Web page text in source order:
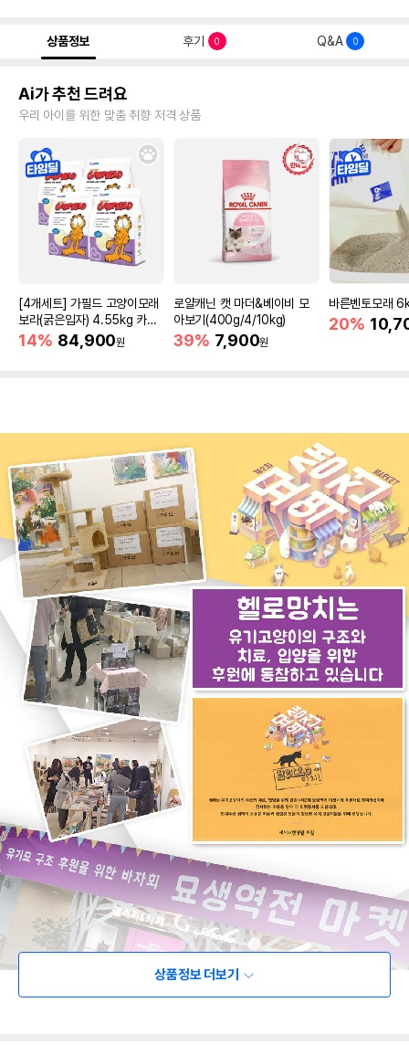
상품정보 후기 0 Q&A 0
Ai가 추천 드려요
우리 아이를 위한 맞춤 취향 저격 상품
[4개세트] 가필드 고양이모래
보라(굵은입자) 4.55kg 카사
바모래
14% 84,900원
로얄캐닌 캣 마더&베이비 모
아보기(400g/4/10kg)
39% 7,900원
바른벤토모래
20%
상품정보 더보기